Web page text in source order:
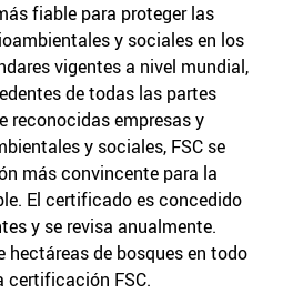
fiable para proteger las
y sociales en los
vigentes a nivel mundial,
de todas las partes
reconocidas empresas y
y sociales, FSC se
más convincente para la
El certificado es concedido
y se revisa anualmente.
hectáreas de bosques en todo
certificación FSC.